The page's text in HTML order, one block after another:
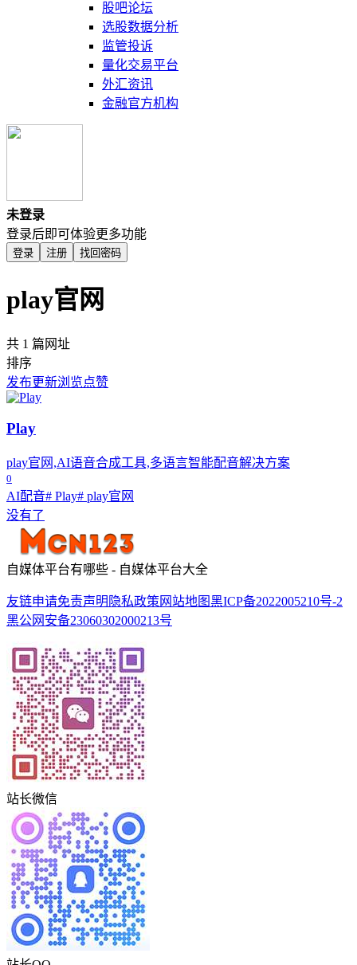
股吧论坛
选股数据分析
监管投诉
量化交易平台
外汇资讯
金融官方机构
未登录
登录后即可体验更多功能
登录 注册 找回密码
play官网
共 1 篇网址
排序
发布更新浏览点赞
Play
play官网,AI语音合成工具,多语言智能配音解决方案
0
AI配音# Play# play官网
没有了
自媒体平台有哪些 - 自媒体平台大全
友链申请免责声明 隐私政策 网站地图黑ICP备2022005210号-2
黑公网安备23060302000213号
站长微信